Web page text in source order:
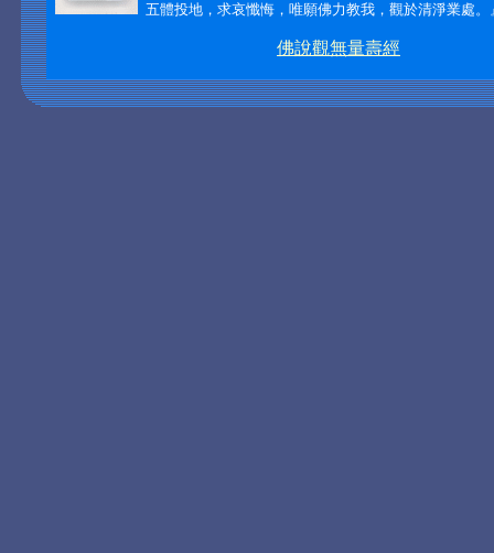
五體投地，求哀懺悔，唯願佛力教我，觀於清淨業處。』
佛說觀無量壽經